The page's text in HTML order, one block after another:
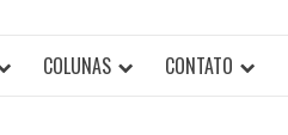
COLUNAS CONTATO